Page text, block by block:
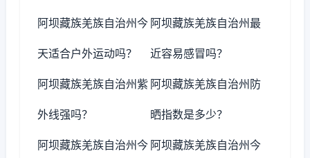
阿坝藏族羌族自治州今
天适合户外运动吗？
阿坝藏族羌族自治州最
近容易感冒吗？
阿坝藏族羌族自治州紫
外线强吗？
阿坝藏族羌族自治州防
晒指数是多少？
阿坝藏族羌族自治州今 阿坝藏族羌族自治州今